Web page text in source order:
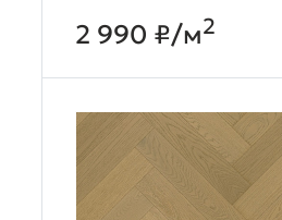
2 990 ₽/м2